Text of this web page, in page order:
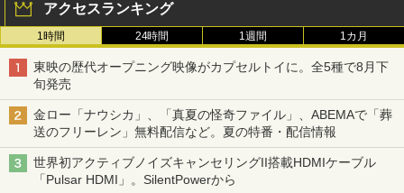
アクセスランキング
1時間 24時間 1週間 1カ月
東映の歴代オープニング映像がカプセルトイに。全5種で8月下
旬発売
金ロー「ナウシカ」、「真夏の怪奇ファイル」、ABEMAで「葬
送のフリーレン」無料配信など。夏の特番・配信情報
世界初アクティブノイズキャンセリングII搭載HDMIケーブル
「Pulsar HDMI」。SilentPowerから